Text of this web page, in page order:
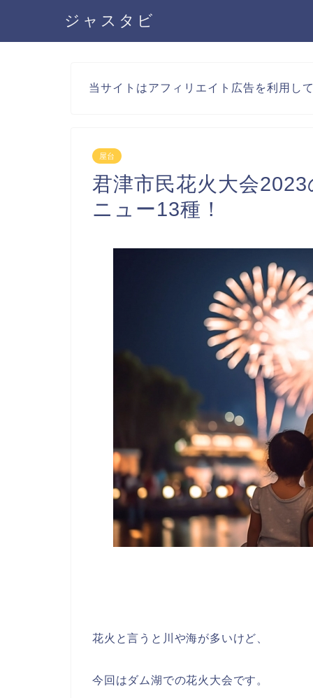
ジャスタビ
当サイトはアフィリエイト広告を利用し
屋台
君津市民花火大会
ニュー13種！
花火と言うと川や海が多いけど、
今回はダム湖での花火大会です。